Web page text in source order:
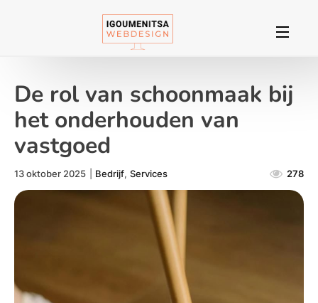
De rol van schoonmaak bij
het onderhouden van
vastgoed
13 oktober 2025 Bedrijf,Services 278